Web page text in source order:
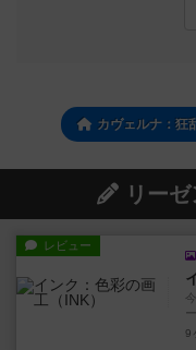
カヴェルナ：狂
リー
レビュー
9